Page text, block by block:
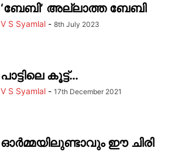
‘ബേബി’ അല്ലാത്ത ബേബി
V S Syamlal - 8th July 2023
പാട്ടിലെ കൂട്ട്…
V S Syamlal - 17th December 2021
ഓര്‍മ്മയിലുണ്ടാവും ഈ ചിരി